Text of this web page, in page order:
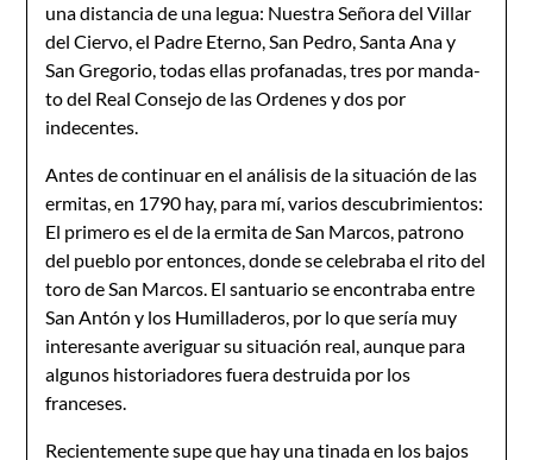
una distancia de una legua: Nuestra Señora del Villar
del Ciervo, el Padre Eterno, San Pedro, Santa Ana y
San Gregorio, todas ellas profanadas, tres por manda­
to del Real Consejo de las Ordenes y dos por
indecentes.
Antes de continuar en el análisis de la situación de las
ermi­tas, en 1790 hay, para mí, varios descubrimientos:
El primero es el de la ermita de San Marcos, patrono
del pueblo por entonces, donde se celebraba el rito del
toro de San Marcos. El santuario se encontraba entre
San Antón y los Humilladeros, por lo que sería muy
interesante averiguar su situación real, aunque para
algunos historiadores fuera destruida por los
franceses.
Recientemente supe que hay una tinada en los bajos